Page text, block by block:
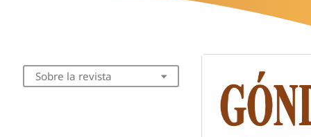
Sobre la revista